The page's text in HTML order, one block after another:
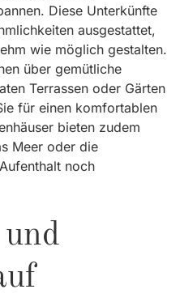
Diese Unterkünfte
ausgestattet,
wie möglich gestalten.
über gemütliche
Terrassen oder Gärten
für einen komfortablen
bieten zudem
Meer oder die
noch